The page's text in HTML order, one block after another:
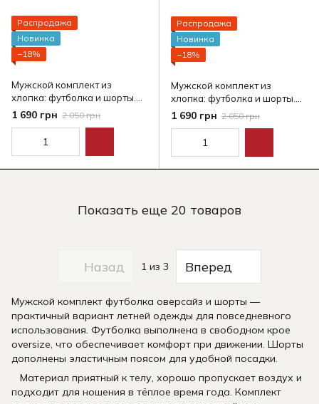
Распродажа
Новинка
−18%
Мужской комплект из
хлопка: футболка и шорты.
Размеры S–XXXL
1 690 грн 2 050 грн
Распродажа
Новинка
−18%
Мужской комплект из
хлопка: футболка и шорты.
Размеры S–XXXL
1 690 грн 2 050 грн
Показать еще 20 товаров
Назад 1 из 3 Вперед
Мужской комплект футболка оверсайз и шорты —
практичный вариант летней одежды для повседневного
использования. Футболка выполнена в свободном крое
oversize, что обеспечивает комфорт при движении. Шорты
дополнены эластичным поясом для удобной посадки.
Материал приятный к телу, хорошо пропускает воздух и
подходит для ношения в тёплое время года. Комплект